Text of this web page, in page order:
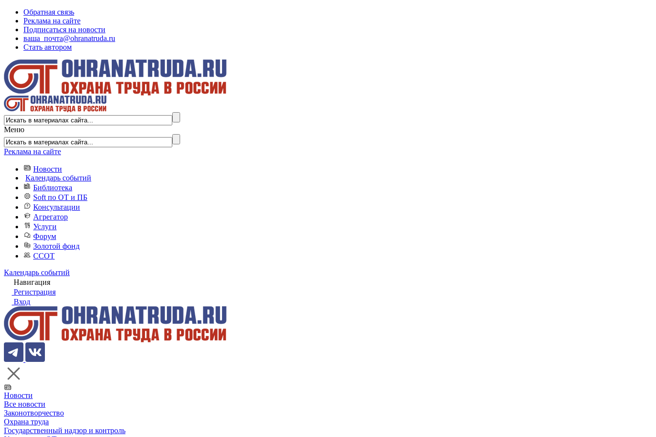
Обратная связь
Реклама на сайте
Подписаться на новости
ваша_почта@ohranatruda.ru
Стать автором
Меню
Реклама на сайте
Новости
Календарь событий
Библиотека
Soft по ОТ и ПБ
Консультации
Агрегатор
Услуги
Форум
Золотой фонд
ССОТ
Календарь событий
Навигация
Регистрация
Вход
Новости
Все новости
Законотворчество
Охрана труда
Государственный надзор и контроль